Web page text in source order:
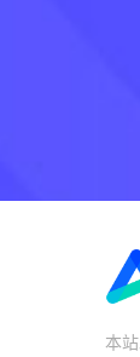
本